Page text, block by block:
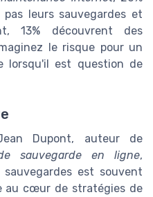
leurs sauvegardes et
13% découvrent des
le risque pour un
lorsqu'il est question de
Dupont, auteur de
sauvegarde en ligne,
est souvent
au cœur de stratégies de